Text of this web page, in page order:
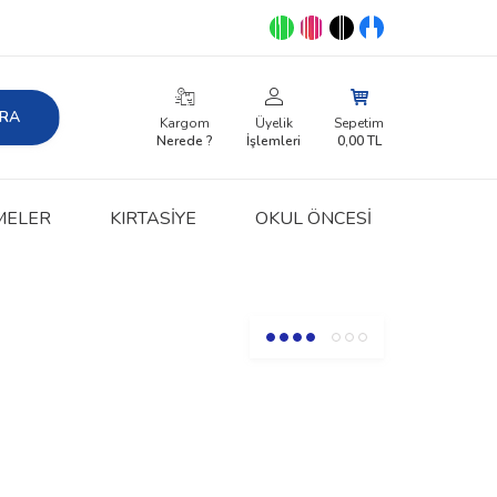
Kargom
Nerede ?
Üyelik
İşlemleri
Sepetim
0,00TL
KIRTASIYE OKUL ÖNCESİ